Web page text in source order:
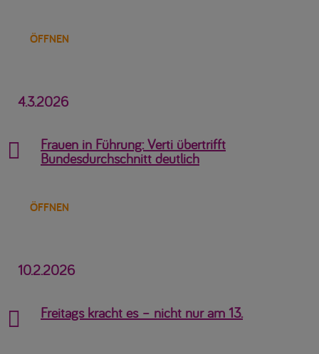
ÖFFNEN
4.3.2026

Frauen in Führung: Verti übertrifft
Bundesdurchschnitt deutlich
ÖFFNEN
10.2.2026
 Freitags kracht es – nicht nur am 13.